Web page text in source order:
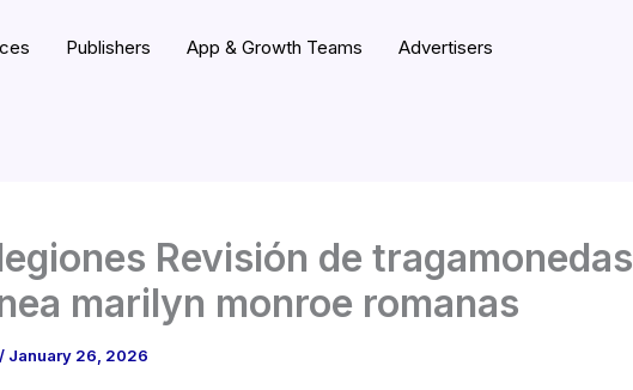
Publishers App & Growth Teams Advertisers
Revisión de tragamonedas
marilyn monroe romanas
/ January 26, 2026